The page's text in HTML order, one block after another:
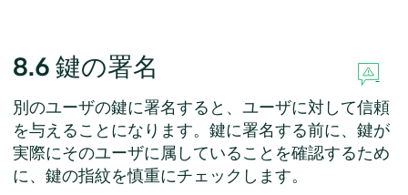
8.6 鍵の署名
別のユーザの鍵に署名すると、ユーザに対して信頼
を与えることになります。鍵に署名する前に、鍵が
実際にそのユーザに属していることを確認するため
に、鍵の指紋を慎重にチェックします。